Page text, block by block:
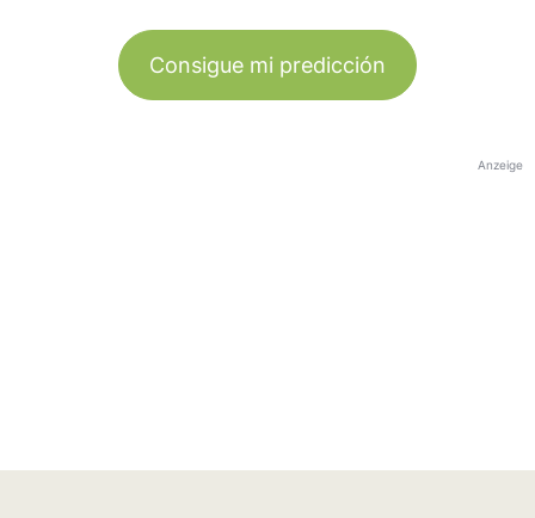
Consigue mi predicción
Anzeige